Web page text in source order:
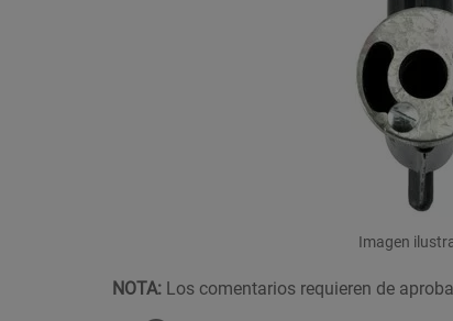
Imagen
NOTA: Los comentarios requieren de